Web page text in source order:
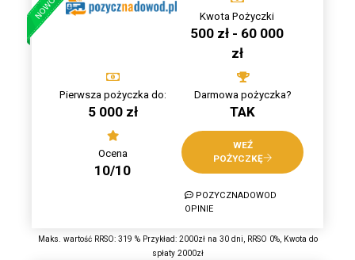
Kwota Pożyczki
500 zł - 60 000
zł
Pierwsza pożyczka do:
5 000 zł
Darmowa pożyczka?
TAK
Ocena
10/10
WEŹ
POŻYCZKĘ
POZYCZNADOWOD
OPINIE
Maks. wartość RRSO: 319 % Przykład: 2000zł na 30 dni, RRSO 0%, Kwota do
spłaty 2000zł